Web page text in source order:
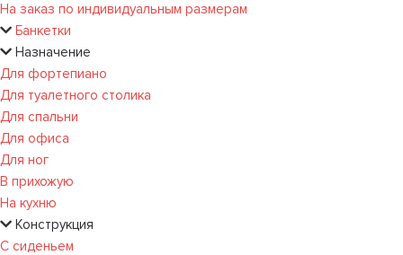
На заказ по индивидуальным размерам
Банкетки
Назначение
Для фортепиано
Для туалетного столика
Для спальни
Для офиса
Для ног
В прихожую
На кухню
Конструкция
С сиденьем